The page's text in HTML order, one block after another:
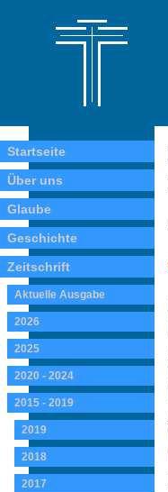
Startseite
Über uns
Glaube
Geschichte
Zeitschrift
Aktuelle Ausgabe
2026
2025
2020 - 2024
2015 - 2019
2019
2018
2017